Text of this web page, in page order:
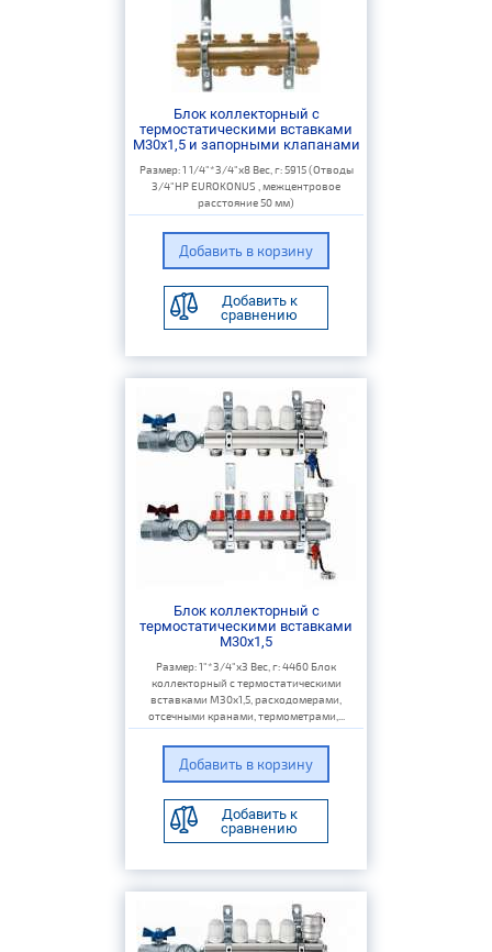
Блок коллекторный с
термостатическими вставками
M30x1,5 и запорными клапанами
Размер: 1 1/4"*3/4"х8 Вес, г: 5915 (Отводы
3/4"НР EUROKONUS , межцентровое
расстояние 50 мм)
Добавить к
сравнению
Блок коллекторный с
термостатическими вставками
M30x1,5
Размер: 1"*3/4"х3 Вес, г: 4460 Блок
коллекторный с термостатическими
вставками M30x1,5, расходомерами,
отсечными кранами, термометрами,...
Добавить к
сравнению